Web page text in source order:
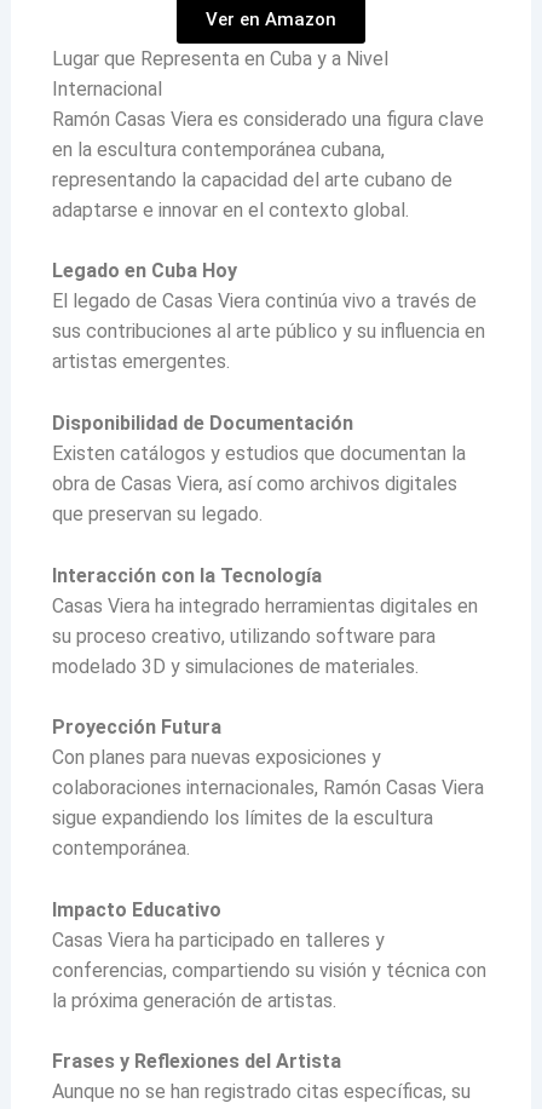
Ver en Amazon
Lugar que Representa en Cuba y a Nivel
Internacional
Ramón Casas Viera es considerado una figura clave
en la escultura contemporánea cubana,
representando la capacidad del arte cubano de
adaptarse e innovar en el contexto global.
Legado en Cuba Hoy
El legado de Casas Viera continúa vivo a través de
sus contribuciones al arte público y su influencia en
artistas emergentes.
Disponibilidad de Documentación
Existen catálogos y estudios que documentan la
obra de Casas Viera, así como archivos digitales
que preservan su legado.
Interacción con la Tecnología
Casas Viera ha integrado herramientas digitales en
su proceso creativo, utilizando software para
modelado 3D y simulaciones de materiales.
Proyección Futura
Con planes para nuevas exposiciones y
colaboraciones internacionales, Ramón Casas Viera
sigue expandiendo los límites de la escultura
contemporánea.
Impacto Educativo
Casas Viera ha participado en talleres y
conferencias, compartiendo su visión y técnica con
la próxima generación de artistas.
Frases y Reflexiones del Artista
Aunque no se han registrado citas específicas, su